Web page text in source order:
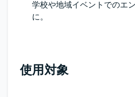
学校や地域イベントでのエ
に。
使用対象